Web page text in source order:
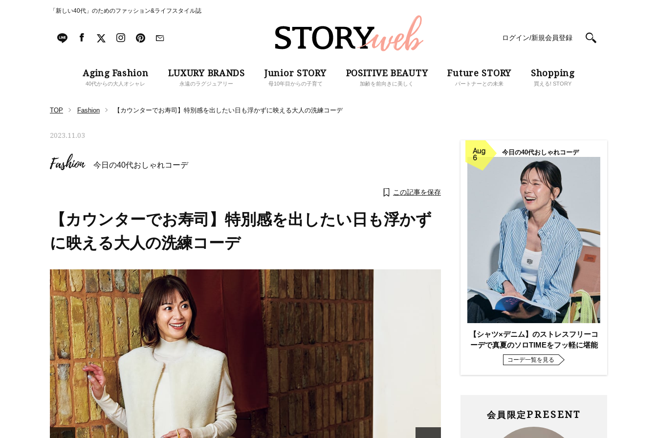
「新しい40代」のためのファッション&ライフスタイル誌
ログイン/新規会員登録
Aging Fashion
40代からの大人オシャレ
LUXURY BRANDS
永遠のラグジュアリー
Junior STORY
母10年目からの子育て
POSITIVE BEAUTY
加齢を前向きに美しく
Future STORY
パートナーとの未来
Shopping
買える! STORY
TOP Fashion 【カウンターでお寿司】特別感を出したい日も浮かずに映える大人の洗練コーデ
2023.11.03
Fashion 今日の40代おしゃれコーデ
この記事を保存
【カウンターでお寿司】特別感を出したい日も浮かず
に映える大人の洗練コーデ
Aug
6
今日の40代おしゃれコーデ
【シャツ×デニム】のストレスフリーコ
ーデで真夏のソロTIMEをフッ軽に堪能
コーデ一覧を見る
会員限定 PRESENT